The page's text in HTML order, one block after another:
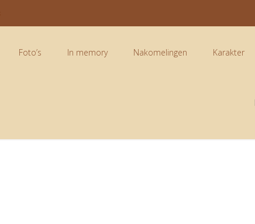
Foto’s In memory Nakomelingen Karakter